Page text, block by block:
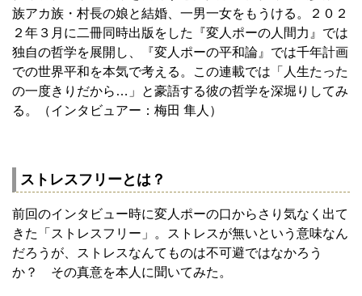
族アカ族・村長の娘と結婚、一男一女をもうける。２０２
２年３月に二冊同時出版をした『変人ポーの人間力』では
独自の哲学を展開し、『変人ポーの平和論』では千年計画
での世界平和を本気で考える。この連載では「人生たった
の一度きりだから…」と豪語する彼の哲学を深堀りしてみ
る。（インタビュアー：梅田 隼人）
ストレスフリーとは？
前回のインタビュー時に変人ポーの口からさり気なく出て
きた「ストレスフリー」。ストレスが無いという意味なん
だろうが、ストレスなんてものは不可避ではなかろう
か？ その真意を本人に聞いてみた。